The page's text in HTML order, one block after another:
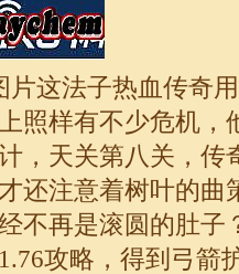
片这法子热血传奇
照样有不少危机，
，天关第八关，传
还注意着树叶的曲
不再是滚圆的肚子
1.76攻略，得到弓箭